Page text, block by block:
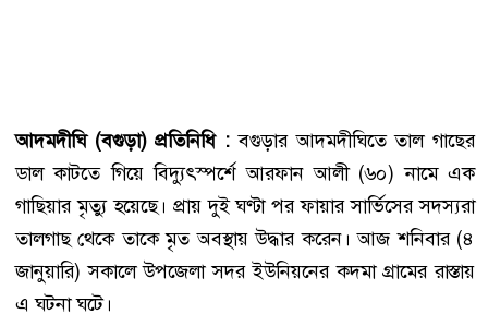
আদমদীঘি (বগুড়া) প্রতিনিধি : বগুড়ার আদমদীঘিতে তাল গাছের
ডাল কাটতে গিয়ে বিদ্যুৎস্পর্শে আরফান আলী (৬০) নামে এক
গাছিয়ার মৃত্যু হয়েছে। প্রায় দুই ঘণ্টা পর ফায়ার সার্ভিসের সদস্যরা
তালগাছ থেকে তাকে মৃত অবস্থায় উদ্ধার করেন। আজ শনিবার (৪
জানুয়ারি) সকালে উপজেলা সদর ইউনিয়নের কদমা গ্রামের রাস্তায়
এ ঘটনা ঘটে।